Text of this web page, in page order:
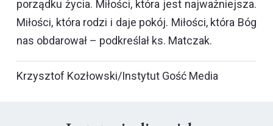
porządku życia. Miłości, która jest najważniejsza.
Miłości, która rodzi i daje pokój. Miłości, która Bóg
nas obdarował – podkreślał ks. Matczak.
Krzysztof Kozłowski/Instytut Gość Media